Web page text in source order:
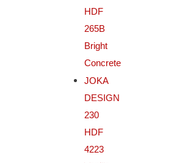
HDF
265B
Bright
Concrete
JOKA
DESIGN
230
HDF
4223